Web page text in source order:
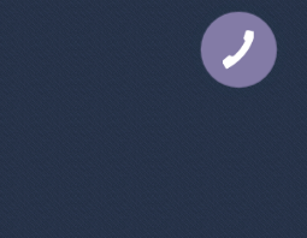
КНОПКА
ЗВ'ЯЗКУ